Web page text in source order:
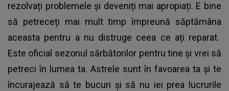
rezolvați problemele și deveniți mai apropiați. E bine
să petreceți mai mult timp împreună săptămâna
aceasta pentru a nu distruge ceea ce ați reparat.
Este oficial sezonul sărbătorilor pentru tine și vrei să
petreci în lumea ta. Astrele sunt în favoarea ta și te
încurajează să te bucuri și să nu iei prea lucrurile